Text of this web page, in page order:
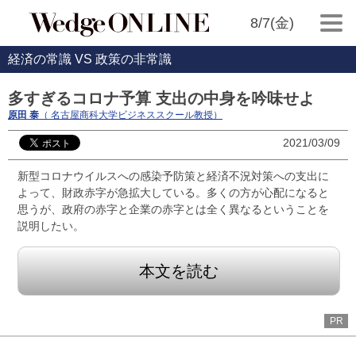
8/7(金)
経済の常識 VS 政策の非常識
多すぎるコロナ予算 支出の中身を吟味せよ
原田 泰 （ 名古屋商科大学ビジネススクール教授）
2021/03/09
新型コロナウイルスへの感染予防策と経済不況対策への支出に
よって、財政赤字が急拡大している。多くの方が心配になると
思うが、政府の赤字と企業の赤字とは全く異なるということを
説明したい。
本文を読む
PR